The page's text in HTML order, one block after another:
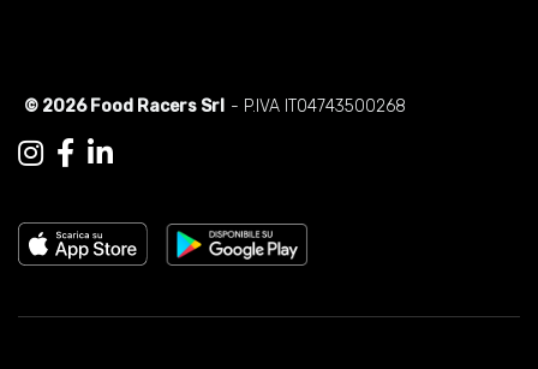
© 2026 Food Racers Srl - P.IVA IT04743500268